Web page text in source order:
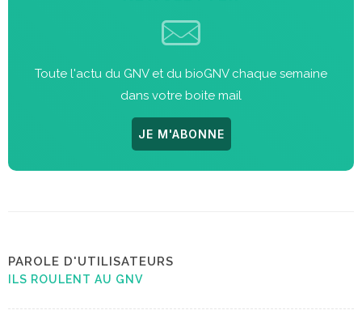
Toute l'actu du GNV et du bioGNV chaque semaine
dans votre boite mail
JE M'ABONNE
PAROLE D'UTILISATEURS
ILS ROULENT AU GNV